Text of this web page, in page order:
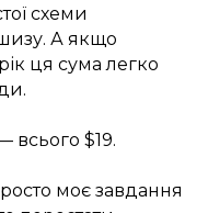
схеми
А якщо
ця сума легко
всього $19.
моє завдання